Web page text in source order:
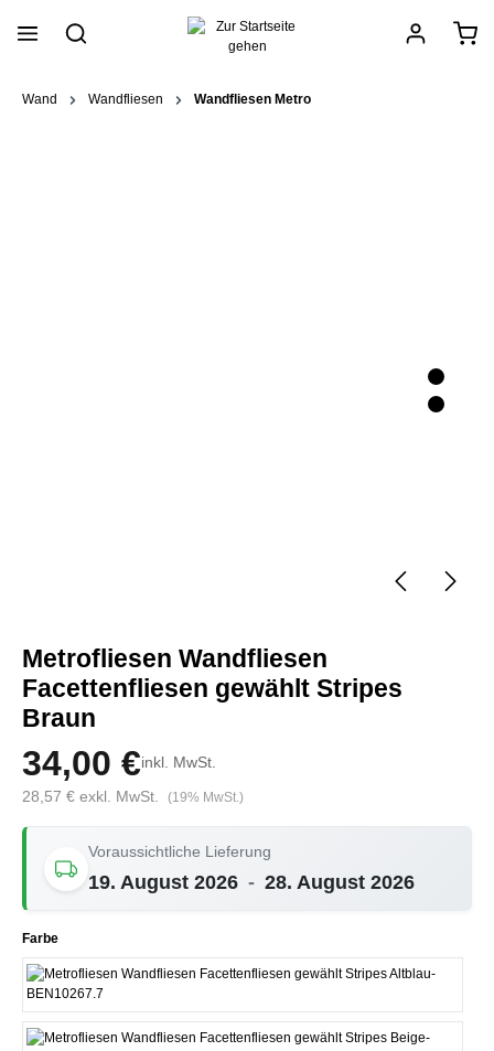
springen
Wand Wandfliesen Wandfliesen Metro
Metrofliesen Wandfliesen
Facettenfliesen gewählt Stripes
Braun
34,00 €inkl. MwSt.
28,57 € exkl. MwSt. (19% MwSt.)
Voraussichtliche Lieferung
19. August 2026 - 28. August 2026
Farbeauswählen